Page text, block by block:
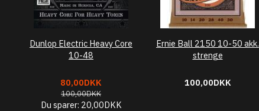
Dunlop Electric Heavy Core
10-48
80,00DKK
100,00DKK
Du sparer: 20,00DKK
Ernie Ball 2150 10-50 akk.
strenge
100,00DKK